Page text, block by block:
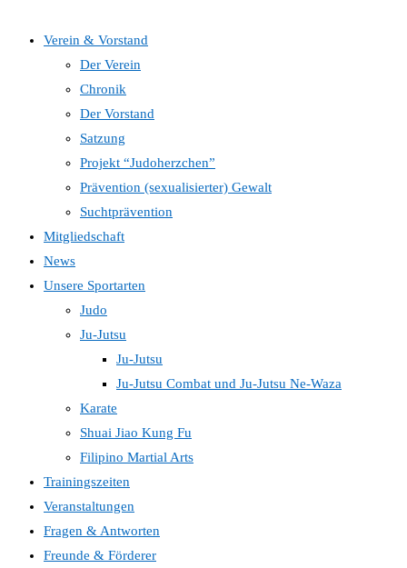
Verein & Vorstand
Der Verein
Chronik
Der Vorstand
Satzung
Projekt “Judoherzchen”
Prävention (sexualisierter) Gewalt
Suchtprävention
Mitgliedschaft
News
Unsere Sportarten
Judo
Ju-Jutsu
Ju-Jutsu
Ju-Jutsu Combat und Ju-Jutsu Ne-Waza
Karate
Shuai Jiao Kung Fu
Filipino Martial Arts
Trainingszeiten
Veranstaltungen
Fragen & Antworten
Freunde & Förderer